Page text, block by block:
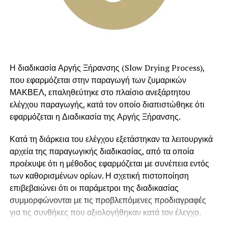
Τρόπος παρασκευής
ομοιογενή γέμιση.
Πλένουμε το λάχανο και κόβουμε το κοτσάνι και το
αφήνουμε για 10 λεπτά σε νερό με ξύδι. Αμέσως μετά το
βάζουμε σε βραστό νερό να ζεματιστεί και βγάζουμε ένα
ένα τα φύλλα.
Τα κόβουμε σε πιο μικρά κομμάτια και σε κάθε ένα
βάζουμε από ένα κουταλάκι κιμά που ετοιμάσαμε και
τυλίγουμε τα φύλλα.
Στην κατσαρόλα στρώνουμε κάτω φύλλα από το λάχανο
και πάνω βάζουμε σε στρώσεις τους ντολμάδες που
έχουμε ετοιμάσει.
Η διαδικασία Αργής Ξήρανσης (Slow Drying Process),
που εφαρμόζεται στην παραγωγή των ζυμαρικών
ΜΑΚΒΕΛ, επαληθεύτηκε στο πλαίσιο ανεξάρτητου
ελέγχου παραγωγής, κατά τον οποίο διαπιστώθηκε ότι
εφαρμόζεται η Διαδικασία της Αργής Ξήρανσης.
Κατά τη διάρκεια του ελέγχου εξετάστηκαν τα λειτουργικά
αρχεία της παραγωγικής διαδικασίας, από τα οποία
προέκυψε ότι η μέθοδος εφαρμόζεται με συνέπεια εντός
των καθορισμένων ορίων. Η σχετική πιστοποίηση
επιβεβαιώνει ότι οι παράμετροι της διαδικασίας
συμμορφώνονται με τις προβλεπόμενες προδιαγραφές
για τις συνθήκες που αξιολογήθηκαν κατά τον έλεγχο.